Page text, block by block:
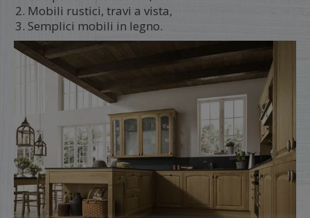
Mobili rustici, travi a vista,
Semplici mobili in legno.